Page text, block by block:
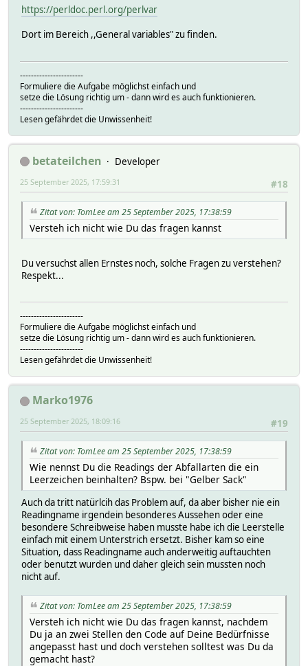
https://perldoc.perl.org/perlvar
Dort im Bereich ,,General variables" zu finden.
-----------------------
Formuliere die Aufgabe möglichst einfach und
setze die Lösung richtig um - dann wird es auch funktionieren.
-----------------------
Lesen gefährdet die Unwissenheit!
betateilchen
Developer
#18
25 September 2025, 17:59:31
Zitat von: TomLee am 25 September 2025, 17:38:59
Versteh ich nicht wie Du das fragen kannst
Du versuchst allen Ernstes noch, solche Fragen zu verstehen?
Respekt...
-----------------------
Formuliere die Aufgabe möglichst einfach und
setze die Lösung richtig um - dann wird es auch funktionieren.
-----------------------
Lesen gefährdet die Unwissenheit!
Marko1976
#19
25 September 2025, 18:09:16
Zitat von: TomLee am 25 September 2025, 17:38:59
Wie nennst Du die Readings der Abfallarten die ein
Leerzeichen beinhalten? Bspw. bei "Gelber Sack"
Auch da tritt natürlcih das Problem auf, da aber bisher nie ein
Readingname irgendein besonderes Aussehen oder eine
besondere Schreibweise haben musste habe ich die Leerstelle
einfach mit einem Unterstrich ersetzt. Bisher kam so eine
Situation, dass Readingname auch anderweitig auftauchten
oder benutzt wurden und daher gleich sein mussten noch
nicht auf.
Zitat von: TomLee am 25 September 2025, 17:38:59
Versteh ich nicht wie Du das fragen kannst, nachdem
Du ja an zwei Stellen den Code auf Deine Bedürfnisse
angepasst hast und doch verstehen solltest was Du da
gemacht hast?